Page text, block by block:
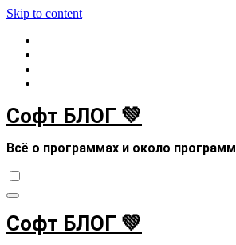
Skip to content
Софт БЛОГ 💚
Всё о программах и около программ
Софт БЛОГ 💚